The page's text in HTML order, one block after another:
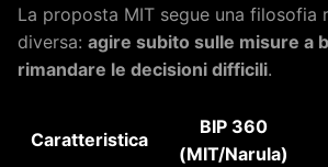
La proposta MIT segue una filosofia
diversa: agire subito sulle misure a
rimandare le decisioni difficili.
Caratteristica
BIP 360
(MIT/Narula)